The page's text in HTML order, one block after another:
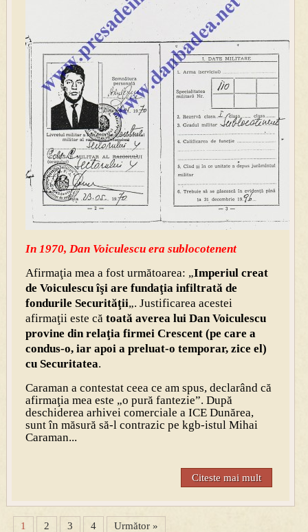
In 1970, Dan Voiculescu era sublocotenent
Afirmaţia mea a fost următoarea: „Imperiul creat
de Voiculescu îşi are fundaţia infiltrată de
fondurile Securităţii„. Justificarea acestei
afirmaţii este că toată averea lui Dan Voiculescu
provine din relaţia firmei Crescent (pe care a
condus-o, iar apoi a preluat-o temporar, zice el)
cu Securitatea.
Caraman a contestat ceea ce am spus, declarând că
afirmaţia mea este „o pură fantezie”. După
deschiderea arhivei comerciale a ICE Dunărea,
sunt în măsură să-l contrazic pe kgb-istul Mihai
Caraman...
Citeste mai mult
1 2 3 4 Următor »